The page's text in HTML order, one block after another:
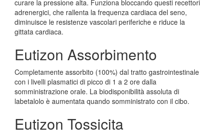
curare la pressione alta. Funziona bloccando questi recettori
adrenergici, che rallenta la frequenza cardiaca del seno,
diminuisce le resistenze vascolari periferiche e riduce la
gittata cardiaca.
Eutizon Assorbimento
Completamente assorbito (100%) dal tratto gastrointestinale
con i livelli plasmatici di picco di 1 a 2 ore dalla
somministrazione orale. La biodisponibilità assoluta di
labetalolo è aumentata quando somministrato con il cibo.
Eutizon Tossicita